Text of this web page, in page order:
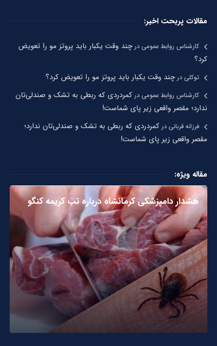
مقالات پربحت اخیر:
کارشناس روابط عمومیدرچند وقت یکبار باید پروتز مو را تعویض
کرد؟
توکلیدرچند وقت یکبار باید پروتز مو را تعویض کرد؟
کارشناس روابط عمومیدر کمردردی که ربطی به تشک و صندلی‌تان
ندارد؛ مقصر واقعی زیر پای شماست!
فرزانه قربانیدر کمردردی که ربطی به تشک و صندلی‌تان ندارد؛
مقصر واقعی زیر پای شماست!
مقاله ویژه:
هشدار دامپزشکی کرمانشاه درباره تب کریمه کنگو